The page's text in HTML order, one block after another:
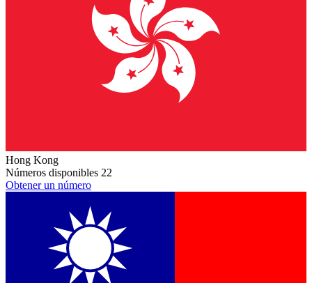
Hong Kong
Números disponibles 22
Obtener un número